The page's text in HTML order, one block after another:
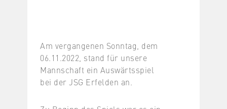
Am vergangenen Sonntag, dem
06.11.2022, stand für unsere
Mannschaft ein Auswärtsspiel
bei der JSG Erfelden an.